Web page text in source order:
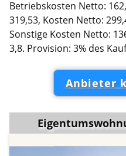
Betriebskosten Netto:
319,53, Kosten Netto:
Sonstige Kosten Netto:
3,8. Provision: 3% des
Anbieter